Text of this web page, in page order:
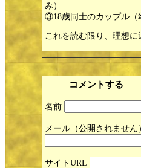
み）
③18歳同士のカップル（
これを読む限り、理想
コメントする
名前
メール
サイト